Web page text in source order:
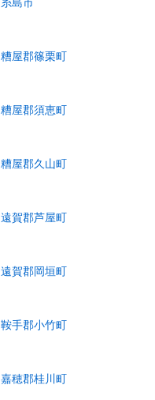
糟屋郡篠栗町
糟屋郡須恵町
糟屋郡久山町
遠賀郡芦屋町
遠賀郡岡垣町
鞍手郡小竹町
嘉穂郡桂川町